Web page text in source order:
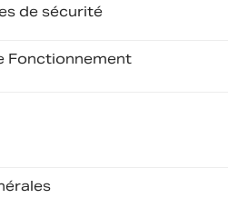
de sécurité
Fonctionnement